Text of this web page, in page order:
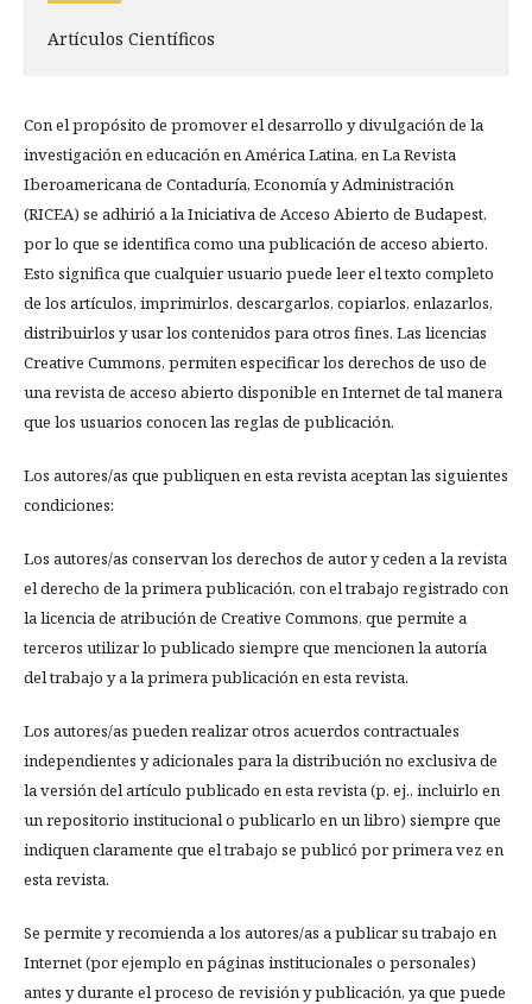
Artículos Científicos
Con el propósito de promover el desarrollo y divulgación de la
investigación en educación en América Latina, en La Revista
Iberoamericana de Contaduría, Economía y Administración
(RICEA) se adhirió a la Iniciativa de Acceso Abierto de Budapest,
por lo que se identifica como una publicación de acceso abierto.
Esto significa que cualquier usuario puede leer el texto completo
de los artículos, imprimirlos, descargarlos, copiarlos, enlazarlos,
distribuirlos y usar los contenidos para otros fines. Las licencias
Creative Cummons, permiten especificar los derechos de uso de
una revista de acceso abierto disponible en Internet de tal manera
que los usuarios conocen las reglas de publicación.
Los autores/as que publiquen en esta revista aceptan las siguientes
condiciones:
Los autores/as conservan los derechos de autor y ceden a la revista
el derecho de la primera publicación, con el trabajo registrado con
la licencia de atribución de Creative Commons, que permite a
terceros utilizar lo publicado siempre que mencionen la autoría
del trabajo y a la primera publicación en esta revista.
Los autores/as pueden realizar otros acuerdos contractuales
independientes y adicionales para la distribución no exclusiva de
la versión del artículo publicado en esta revista (p. ej., incluirlo en
un repositorio institucional o publicarlo en un libro) siempre que
indiquen claramente que el trabajo se publicó por primera vez en
esta revista.
Se permite y recomienda a los autores/as a publicar su trabajo en
Internet (por ejemplo en páginas institucionales o personales)
antes y durante el proceso de revisión y publicación, ya que puede